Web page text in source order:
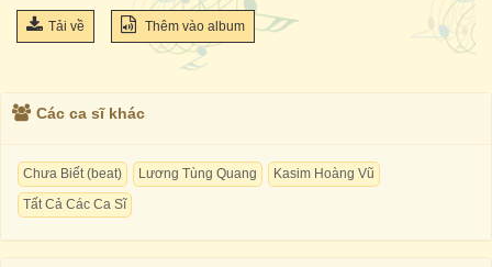
Tải về Thêm vào album
Các ca sĩ khác
Chưa Biết (beat) Lương Tùng Quang
Kasim Hoàng Vũ
Tất Cả Các Ca Sĩ